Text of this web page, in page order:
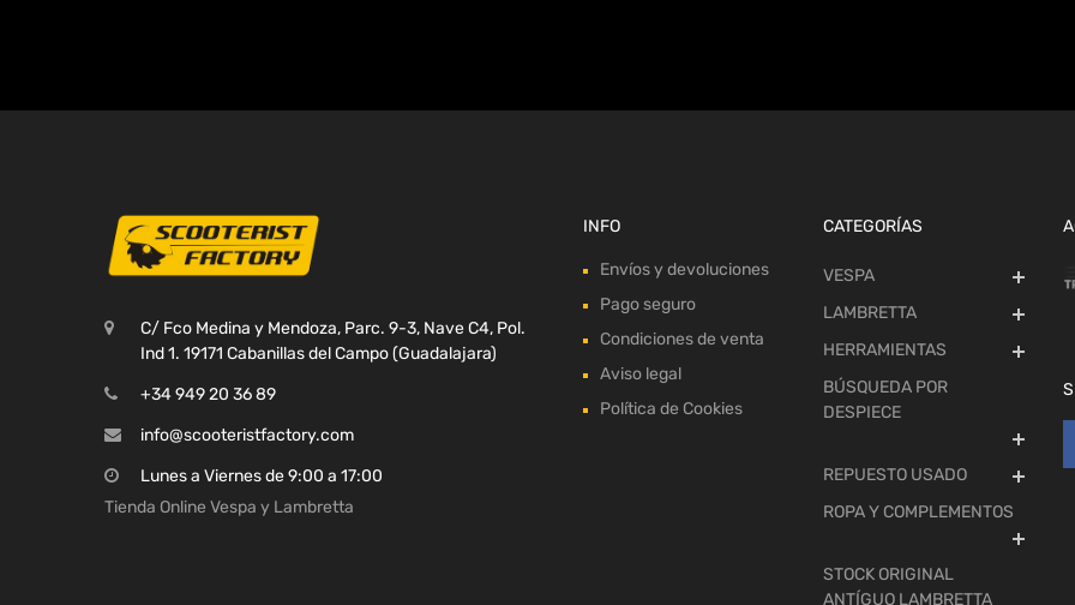
C/ Fco Medina y Mendoza, Parc. 9-3, Nave C4, Pol.
Ind 1. 19171 Cabanillas del Campo (Guadalajara)
+34 949 20 36 89
info@scooteristfactory.com
Lunes a Viernes de 9:00 a 17:00
Tienda Online Vespa y Lambretta
INFO
Envíos y devoluciones
Pago seguro
Condiciones de venta
Aviso legal
Política de Cookies
CATEGORÍAS
VESPA
LAMBRETTA
HERRAMIENTAS
BÚSQUEDA POR
DESPIECE
REPUESTO USADO
ROPA Y COMPLEMENTOS
STOCK ORIGINAL
ANTÍGUO LAMBRETTA